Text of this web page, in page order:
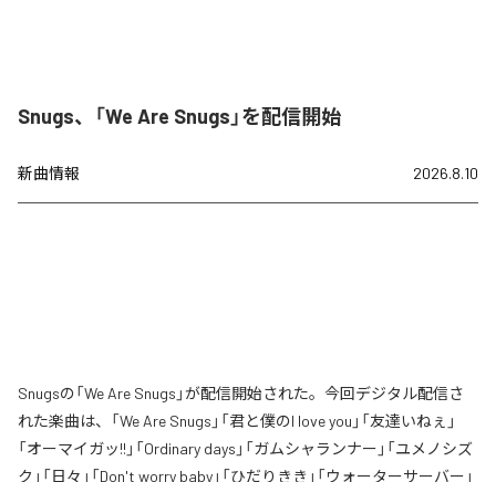
Snugs、「We Are Snugs」を配信開始
新曲情報 2026.8.10
Snugsの「We Are Snugs」が配信開始された。今回デジタル配信さ
れた楽曲は、「We Are Snugs」「君と僕のI love you」「友達いねぇ」
「オーマイガッ!!」「Ordinary days」「ガムシャランナー」「ユメノシズ
ク」「日々」「Don't worry baby」「ひだりきき」「ウォーターサーバー」